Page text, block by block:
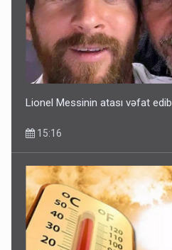
Lionel Messinin atası vəfat edib
15:16